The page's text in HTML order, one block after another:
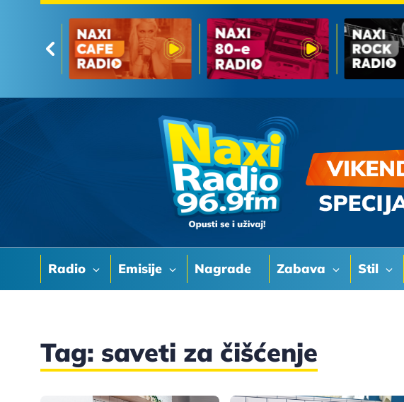
Radio Emisije Nagrade Zabava Stil
Tag: saveti za čišćenje